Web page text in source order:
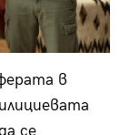
в
се